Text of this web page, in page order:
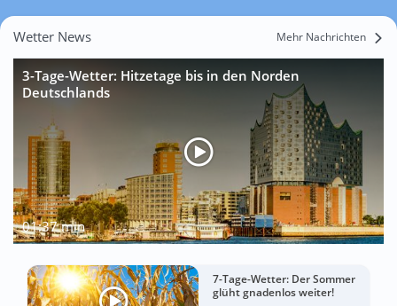
Wetter News Mehr Nachrichten
3-Tage-Wetter: Hitzetage bis in den Norden
Deutschlands
01:37 min
7-Tage-Wetter: Der Sommer
glüht gnadenlos weiter!